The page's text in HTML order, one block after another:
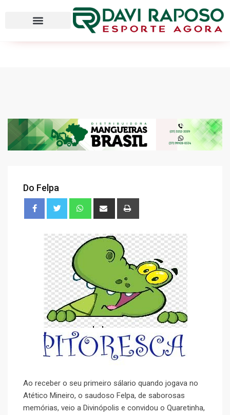
Do Felpa
Ao receber o seu primeiro sálario quando jogava no
Atético Mineiro, o saudoso Felpa, de saborosas
memórias, veio a Divinópolis e convidou o Quaretinha,